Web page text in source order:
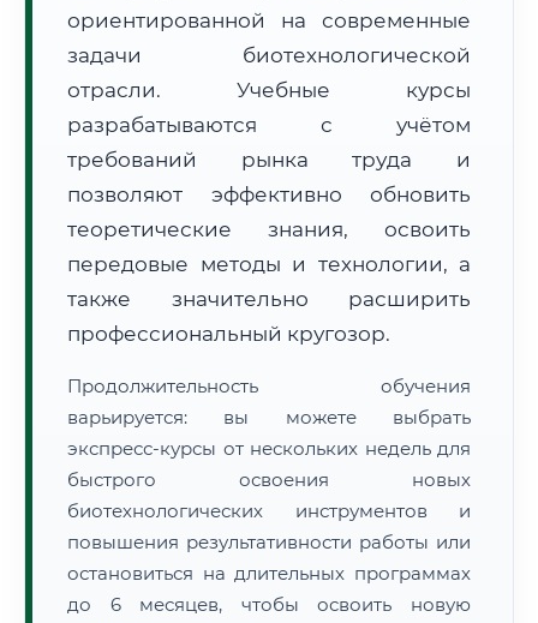
Расчет логистики оригиналов:
• Маршрут транзита:
• Экспресс-доставка СДЭК / Почтой:3–5 рабочих дней
📜 Документы и аккредитация ФИС ФРДО
🔍Нажмите на документ для увеличения и просмотра
ориентированной на современные
задачи биотехнологической
отрасли. Учебные курсы
разрабатываются с учётом
требований рынка труда и
позволяют эффективно обновить
теоретические знания, освоить
передовые методы и технологии, а
также значительно расширить
профессиональный кругозор.
Продолжительность обучения
варьируется: вы можете выбрать
экспресс-курсы от нескольких недель для
быстрого освоения новых
биотехнологических инструментов и
повышения результативности работы или
остановиться на длительных программах
до 6 месяцев, чтобы освоить новую